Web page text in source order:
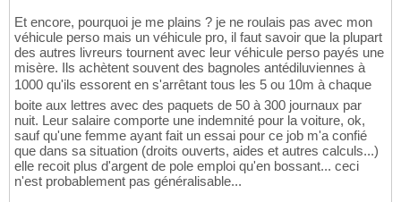
Et encore, pourquoi je me plains ? je ne roulais pas avec mon
véhicule perso mais un véhicule pro, il faut savoir que la plupart
des autres livreurs tournent avec leur véhicule perso payés une
misère. Ils achètent souvent des bagnoles antédiluviennes à
1000 qu'ils essorent en s'arrêtant tous les 5 ou 10m à chaque
boite aux lettres avec des paquets de 50 à 300 journaux par
nuit. Leur salaire comporte une indemnité pour la voiture, ok,
sauf qu'une femme ayant fait un essai pour ce job m'a confié
que dans sa situation (droits ouverts, aides et autres calculs...)
elle recoit plus d'argent de pole emploi qu'en bossant... ceci
n'est probablement pas généralisable...